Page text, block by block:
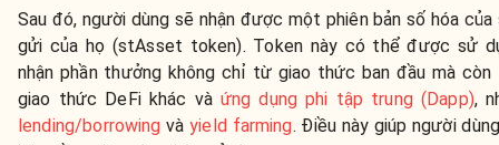
Sau đó, người dùng sẽ nhận được một phiên bản số hóa
gửi của họ (stAsset token). Token này có thể được sử
nhận phần thưởng không chỉ từ giao thức ban đầu mà
giao thức DeFi khác và ứng dụng phi tập trung (Dapp),
lending/borrowing vàyield farming. Điều này giúp người